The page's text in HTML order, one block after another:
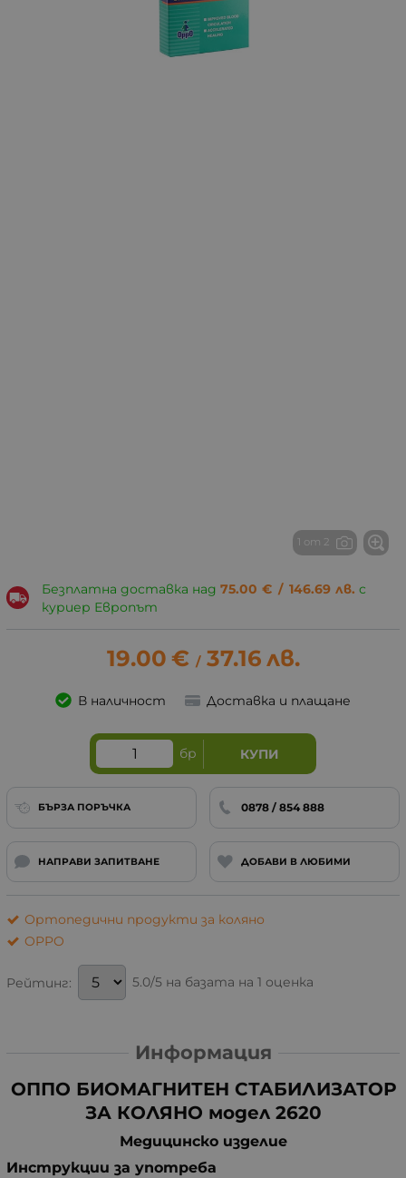
1 от 2
Безплатна доставка над 75.00 € / 146.69 лв. с
куриер Европът
19.00 € / 37.16 лв.
В наличност Доставка и плащане
бр КУПИ
БЪРЗА ПОРЪЧКА 0878 / 854 888
НАПРАВИ ЗАПИТВАНЕ ДОБАВИ В ЛЮБИМИ
Ортопедични продукти за коляно
OPPO
Рейтинг: 5.0/5 на базата на 1 оценка
Информация
ОППО БИОМАГНИТЕН СТАБИЛИЗАТОР
ЗА КОЛЯНО модел 2620
Медицинско изделие
Инструкции за употреба